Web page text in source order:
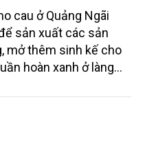
cau ở Quảng Ngãi
sản xuất các sản
mở thêm sinh kế cho
hoàn xanh ở làng
thị trường trong nước